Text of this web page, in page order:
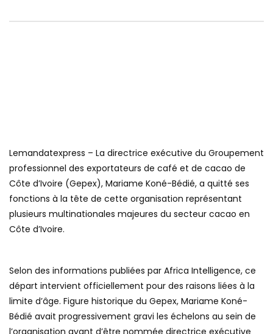
Lemandatexpress – La directrice exécutive du Groupement
professionnel des exportateurs de café et de cacao de
Côte d’Ivoire (Gepex), Mariame Koné-Bédié, a quitté ses
fonctions à la tête de cette organisation représentant
plusieurs multinationales majeures du secteur cacao en
Côte d’Ivoire.
Selon des informations publiées par Africa Intelligence, ce
départ intervient officiellement pour des raisons liées à la
limite d’âge. Figure historique du Gepex, Mariame Koné-
Bédié avait progressivement gravi les échelons au sein de